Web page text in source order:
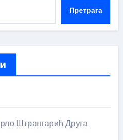
Претрага
Штрангарић Друга